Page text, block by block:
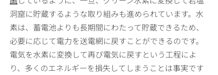
洞窟に貯蔵するような取り組みも進められています。水
素は、蓄電池よりも長期間にわたって貯蔵できるため、
必要に応じて電力を送電網に戻すことができるのです。
電気を水素に変換して再び電気に戻すという工程によ
り、多くのエネルギーを損失してしまうことは事実です